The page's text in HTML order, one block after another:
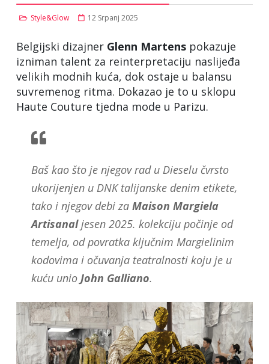
Style&Glow 12 Srpanj 2025
Belgijski dizajner Glenn Martens pokazuje
izniman talent za reinterpretaciju naslijeđa
velikih modnih kuća, dok ostaje u balansu
suvremenog ritma. Dokazao je to u sklopu
Haute Couture tjedna mode u Parizu.
Baš kao što je njegov rad u Dieselu čvrsto
ukorijenjen u DNK talijanske denim etikete,
tako i njegov debi za Maison Margiela
Artisanaljesen 2025. kolekciju počinje od
temelja, od povratka ključnim Margielinim
kodovima i očuvanja teatralnosti koju je u
kuću unio John Galliano.